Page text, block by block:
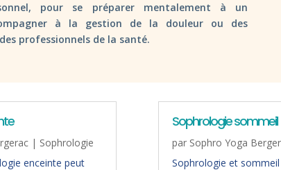
pour se préparer mentalement à un
à la gestion de la douleur ou des
professionnels de la santé.
| Sophrologie
enceinte peut
Sophrologie sommeil
par Sophro Yoga
Sophrologie et